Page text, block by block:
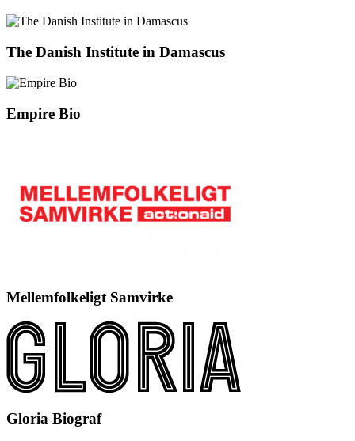
The Danish Institute in Damascus
Empire Bio
Mellemfolkeligt Samvirke
Gloria Biograf